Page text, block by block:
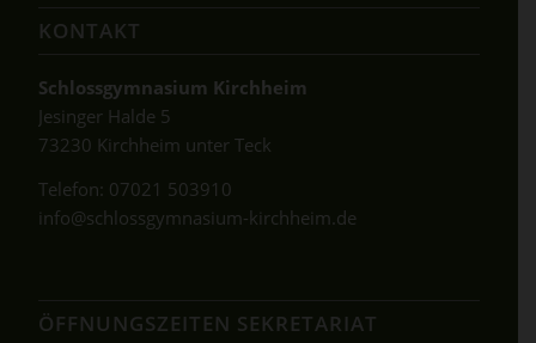
KONTAKT
Schlossgymnasium Kirchheim
Jesinger Halde 5
73230 Kirchheim unter Teck
Telefon: 07021 503910
info@schlossgymnasium-kirchheim.de
ÖFFNUNGSZEITEN SEKRETARIAT